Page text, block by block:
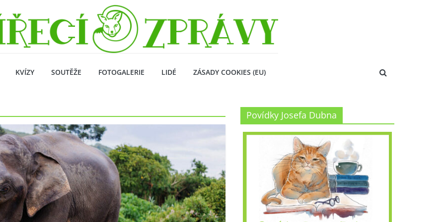
KVÍZY SOUTĚŽE FOTOGALERIE LIDÉ ZÁSADY COOKIES (EU)
Povídky Josefa Dubna